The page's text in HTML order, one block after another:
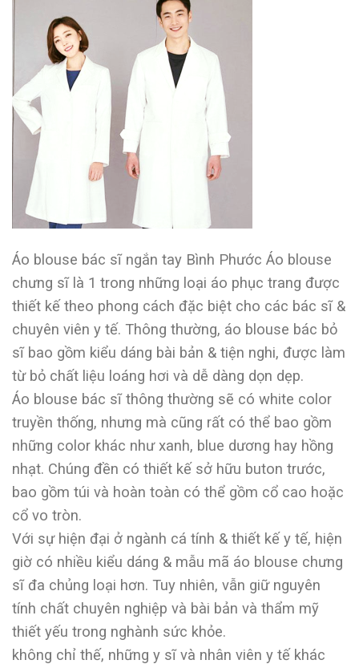
Áo blouse bác sĩ ngắn tay Bình Phước Áo blouse
chưng sĩ là 1 trong những loại áo phục trang được
thiết kế theo phong cách đặc biệt cho các bác sĩ &
chuyên viên y tế. Thông thường, áo blouse bác bỏ
sĩ bao gồm kiểu dáng bài bản & tiện nghi, được làm
từ bỏ chất liệu loáng hơi và dễ dàng dọn dẹp.
Áo blouse bác sĩ thông thường sẽ có white color
truyền thống, nhưng mà cũng rất có thể bao gồm
những color khác như xanh, blue dương hay hồng
nhạt. Chúng đền có thiết kế sở hữu buton trước,
bao gồm túi và hoàn toàn có thể gồm cổ cao hoặc
cổ vo tròn.
Với sự hiện đại ở ngành cá tính & thiết kế y tế, hiện
giờ có nhiều kiểu dáng & mẫu mã áo blouse chưng
sĩ đa chủng loại hơn. Tuy nhiên, vẫn giữ nguyên
tính chất chuyên nghiệp và bài bản và thẩm mỹ
thiết yếu trong nghành sức khỏe.
không chỉ thế, những y sĩ và nhân viên y tế khác